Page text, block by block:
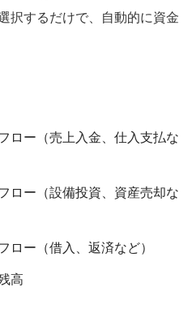
択するだけで、自動的に資金
ロー（売上入金、仕入支払な
ロー（設備投資、資産売却な
ロー（借入、返済など）
高